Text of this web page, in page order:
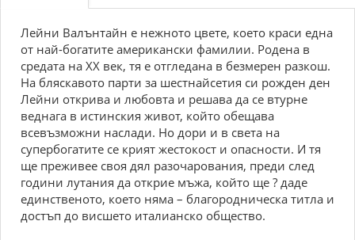
Лейни Валънтайн е нежното цвете, което краси една
от най-богатите американски фамилии. Родена в
средата на XX век, тя е отгледана в безмерен разкош.
На бляскавото парти за шестнайсетия си рожден ден
Лейни открива и любовта и решава да се втурне
веднага в истинския живот, който обещава
всевъзможни наслади. Но дори и в света на
супербогатите се крият жестокост и опасности. И тя
ще преживее своя дял разочарования, преди след
години лутания да открие мъжа, който ще ? даде
единственото, което няма – благородническа титла и
достъп до висшето италианско общество.